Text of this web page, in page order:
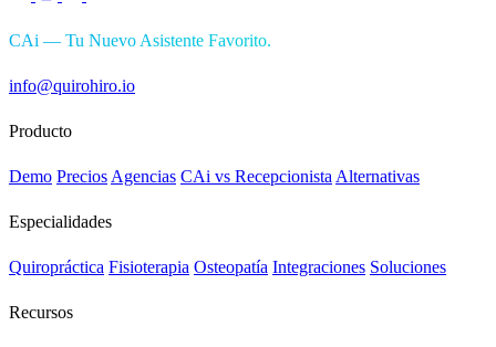
CAi — Tu Nuevo Asistente Favorito.
info@quirohiro.io
Producto
Demo PreciosAgencias CAi vs RecepcionistaAlternativas
Especialidades
Quiropráctica Fisioterapia Osteopatía Integraciones Soluciones
Recursos